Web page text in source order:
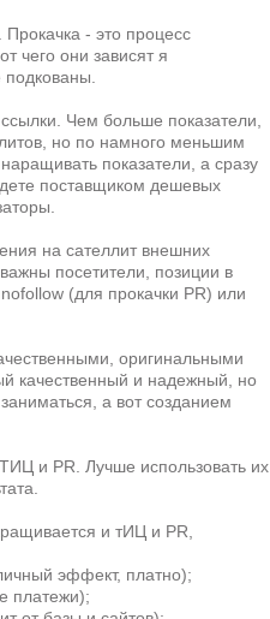
- это процесс
чего они зависят я
Чем больше показатели,
но по намного меньшим
показатели, а сразу
поставщиком дешевых
на сателлит внешних
посетители, позиции в
(для прокачки PR) или
оригинальными
качественный и надежный, но
а вот созданием
и PR. Лучше использовать их
и тИЦ и PR,
эффект, платно);
платежи);